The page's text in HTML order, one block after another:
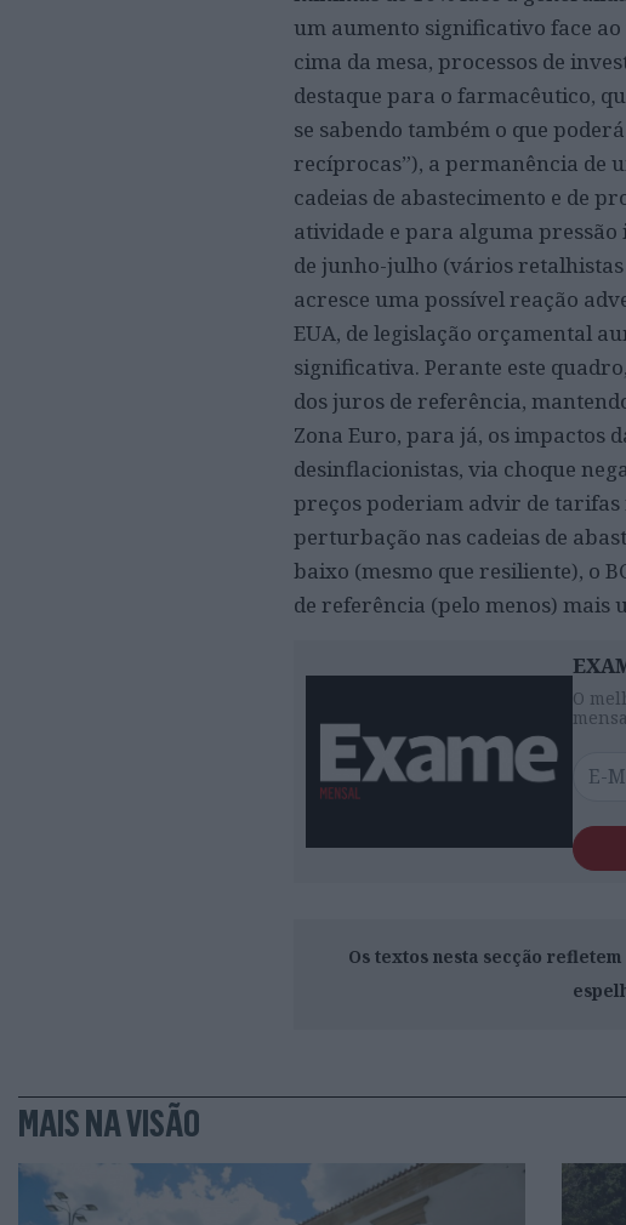
um aumento significativo face
cima da mesa, processos de
destaque para o farmacêutico,
se sabendo também o que
recíprocas”), a permanência de
cadeias de abastecimento e de
atividade e para alguma
de junho-julho (vários
acresce uma possível reação
EUA, de legislação orçamental
significativa. Perante este
dos juros de referência,
Zona Euro, para já, os impactos
desinflacionistas, via choque
preços poderiam advir de
perturbação nas cadeias de
baixo (mesmo que resiliente), o
de referência (pelo menos) mais
O
Os textos nesta secção
MAIS NA VISÃO